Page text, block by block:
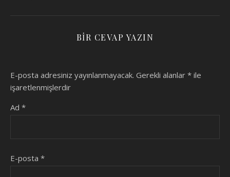
BIR CEVAP YAZIN
E-posta adresiniz yayınlanmayacak. Gerekli alanlar * ile
işaretlenmişlerdir
Ad *
E-posta *